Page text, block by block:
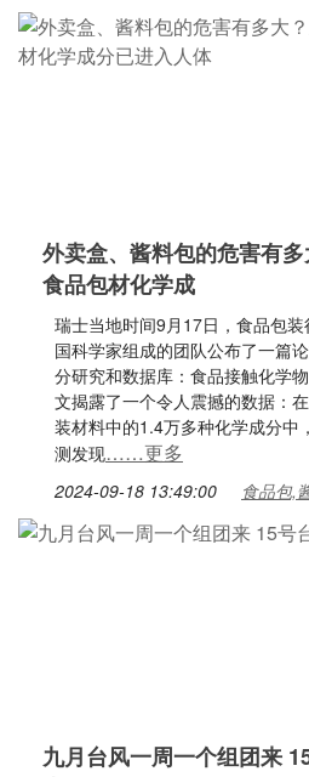
外卖盒、酱料包的危害有
食品包材化学成
瑞士当地时间9月17日，食品包
国科学家组成的团队公布了一篇
分研究和数据库：食品接触化学
文揭露了一个令人震撼的数据：
装材料中的1.4万多种化学成分中
测发现……更多
2024-09-18 13:49:00 食品包,
九月台风一周一个组团来